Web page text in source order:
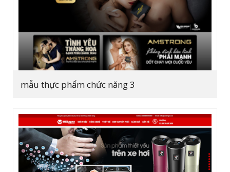
mẫu thực phẩm chức năng 3